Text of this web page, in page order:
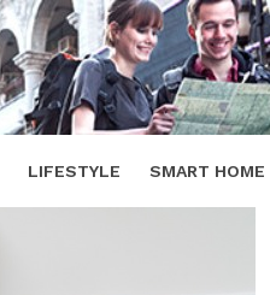
LIFESTYLE SMART HOME
SHARE TWEET